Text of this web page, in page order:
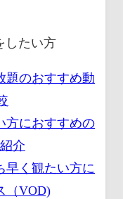
したい方
題のおすすめ動
方におすすめの
介
早く観たい方に
（VOD)